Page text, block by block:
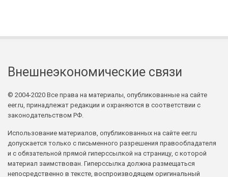
Внешнеэкономические связи
© 2004-2020 Все права на материалы, опубликованные на сайте
eer.ru, принадлежат редакции и охраняются в соответствии с
законодательством РФ.
Использование материалов, опубликованных на сайте eer.ru
допускается только с письменного разрешения правообладателя
и с обязательной прямой гиперссылкой на страницу, с которой
материал заимствован. Гиперссылка должна размещаться
непосредственно в тексте, воспроизводящем оригинальный